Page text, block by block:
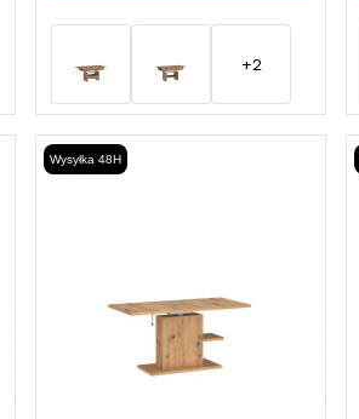
+2
Wysyłka 48H